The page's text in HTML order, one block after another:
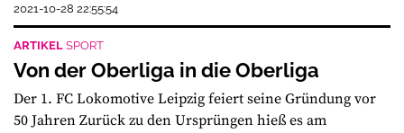
2021-10-28 22:55:54
ARTIKEL SPORT
Von der Oberliga in die Oberliga
Der 1. FC Lokomotive Leipzig feiert seine Gründung vor
50 Jahren Zurück zu den Ursprüngen hieß es am